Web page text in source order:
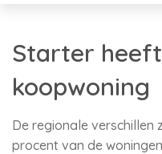
Starter
koopwoning
De regionale verschillen
procent van de